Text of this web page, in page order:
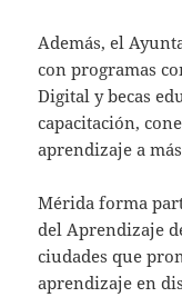
Además, el
con programas
Digital y becas
capacitación,
aprendizaje a
Mérida forma
del Aprendizaje
ciudades que
aprendizaje en